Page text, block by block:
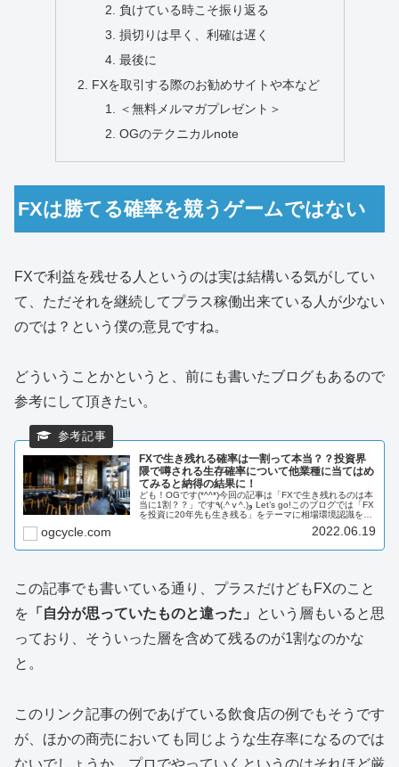
負けている時こそ振り返る
損切りは早く、利確は遅く
最後に
FXを取引する際のお勧めサイトや本など
＜無料メルマガプレゼント＞
OGのテクニカルnote
FXは勝てる確率を競うゲームではない
FXで利益を残せる人というのは実は結構いる気がしてい
て、ただそれを継続してプラス稼働出来ている人が少ない
のでは？という僕の意見ですね。
どういうことかというと、前にも書いたブログもあるので
参考にして頂きたい。
FXで生き残れる確率は一割って本当？？投資界
隈で噂される生存確率について他業種に当てはめ
てみると納得の結果に！
ども！OGです(*^^*)今回の記事は「FXで生き残れるのは本
当に1割？？」です٩(.^ⅴ^.)و Let’s go!このブログでは「FX
を投資に20年先も生き残る」をテーマに相場環境認識を中
ogcycle.com 2022.06.19
この記事でも書いている通り、プラスだけどもFXのこと
を 「自分が思っていたものと違った」
という層もいると思
っており、そういった層を含めて残るのが1割なのかな
と。
このリンク記事の例であげている飲食店の例でもそうです
が、ほかの商売においても同じような生存率になるのでは
ないでしょうか。プロでやっていくというのはそれほど厳